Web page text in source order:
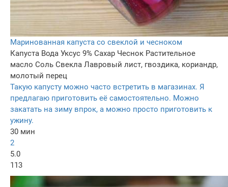
Маринованная капуста со свеклой и чесноком
Капуста Вода Уксус 9% Сахар Чеснок Растительное
масло Соль Свекла Лавровый лист, гвоздика, кориандр,
молотый перец
Такую капусту можно часто встретить в магазинах. Я
предлагаю приготовить её самостоятельно. Можно
закатать на зиму впрок, а можно просто приготовить к
ужину.
30 мин
2
5.0
113